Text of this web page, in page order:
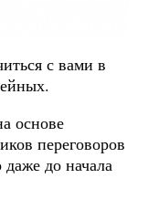
с вами в
основе
переговоров
до начала